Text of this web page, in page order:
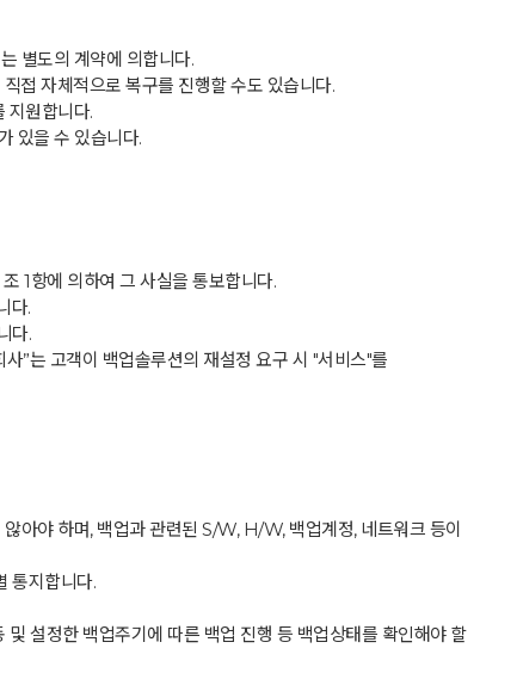
별도의 계약에 의합니다.
접 자체적으로 복구를 진행할 수도 있습니다.
원합니다.
있을 수 있습니다.
1항에 의하여 그 사실을 통보합니다.
다.
다.
”는 고객이 백업솔루션의 재설정 요구 시 "서비스"를
아야 하며, 백업과 관련된 S/W, H/W, 백업계정, 네트워크 등이
통지합니다.
설정한 백업주기에 따른 백업 진행 등 백업상태를 확인해야 할